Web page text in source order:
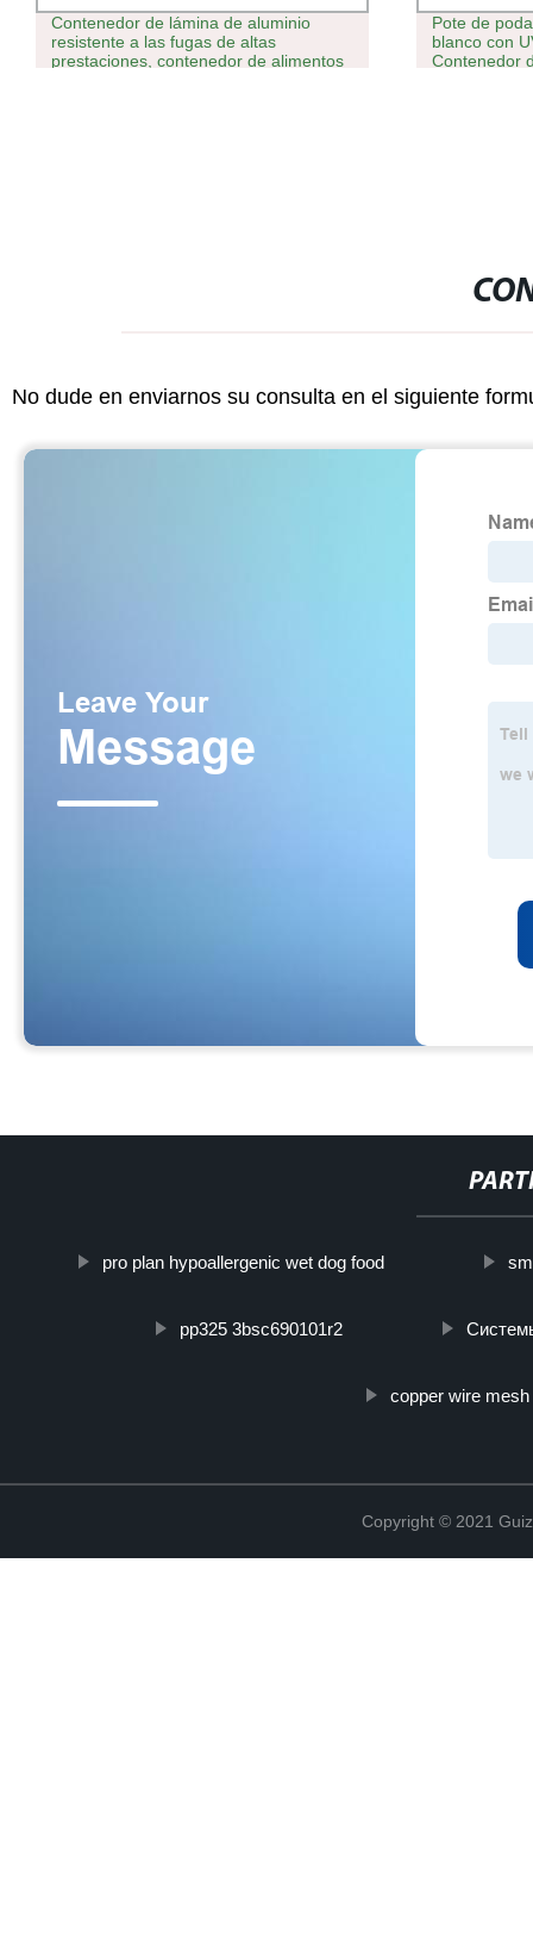
Contenedor de lámina de aluminio
resistente a las fugas de altas
prestaciones, contenedor de alimentos
Pote de
blanco con
Contenedor
No dude en enviarnos su consulta en el siguiente
pro plan hypoallergenic wet dog food
pp325 3bsc690101r2
copper wire mesh
Copyright © 2021